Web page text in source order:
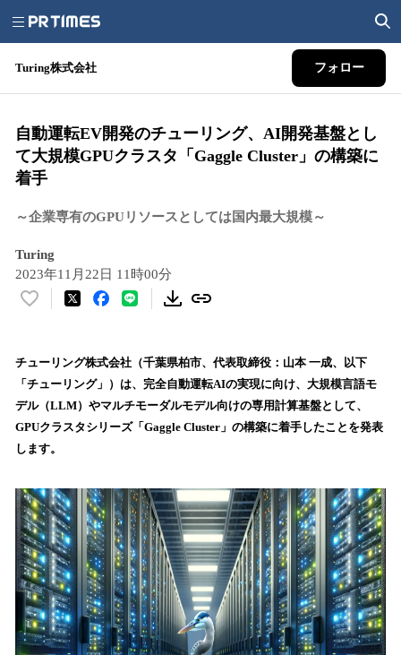
Turing株式会社 フォロー
自動運転EV開発のチューリング、AI開発基盤とし
て大規模GPUクラスタ「Gaggle Cluster」の構築に
着手
～企業専有のGPUリソースとしては国内最大規模～
Turing
2023年11月22日 11時00分
い
！
数
を
読
込
中
で
す
チューリング株式会社（千葉県柏市、代表取締役：山本 一成、以下
「チューリング」）は、完全自動運転AIの実現に向け、大規模言語モ
デル（LLM）やマルチモーダルモデル向けの専用計算基盤として、
GPUクラスタシリーズ「Gaggle Cluster」の構築に着手したことを発表
します。